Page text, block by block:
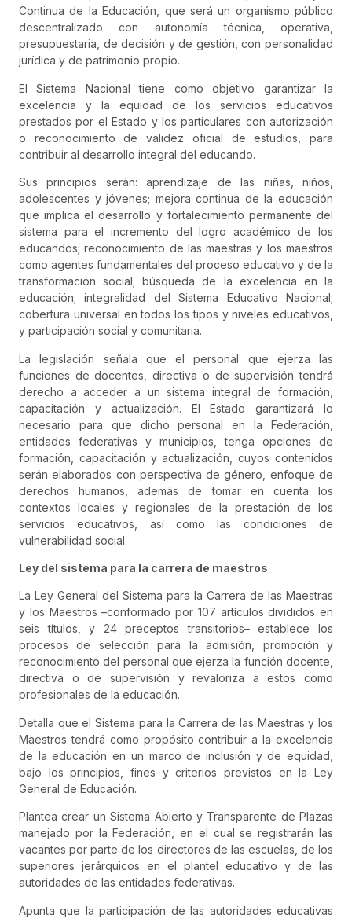
Continua de la Educación, que será un organismo público
descentralizado con autonomía técnica, operativa,
presupuestaria, de decisión y de gestión, con personalidad
jurídica y de patrimonio propio.
El Sistema Nacional tiene como objetivo garantizar la
excelencia y la equidad de los servicios educativos
prestados por el Estado y los particulares con autorización
o reconocimiento de validez oficial de estudios, para
contribuir al desarrollo integral del educando.
Sus principios serán: aprendizaje de las niñas, niños,
adolescentes y jóvenes; mejora continua de la educación
que implica el desarrollo y fortalecimiento permanente del
sistema para el incremento del logro académico de los
educandos; reconocimiento de las maestras y los maestros
como agentes fundamentales del proceso educativo y de la
transformación social; búsqueda de la excelencia en la
educación; integralidad del Sistema Educativo Nacional;
cobertura universal en todos los tipos y niveles educativos,
y participación social y comunitaria.
La legislación señala que el personal que ejerza las
funciones de docentes, directiva o de supervisión tendrá
derecho a acceder a un sistema integral de formación,
capacitación y actualización. El Estado garantizará lo
necesario para que dicho personal en la Federación,
entidades federativas y municipios, tenga opciones de
formación, capacitación y actualización, cuyos contenidos
serán elaborados con perspectiva de género, enfoque de
derechos humanos, además de tomar en cuenta los
contextos locales y regionales de la prestación de los
servicios educativos, así como las condiciones de
vulnerabilidad social.
Ley del sistema para la carrera de maestros
La Ley General del Sistema para la Carrera de las Maestras
y los Maestros –conformado por 107 artículos divididos en
seis títulos, y 24 preceptos transitorios– establece los
procesos de selección para la admisión, promoción y
reconocimiento del personal que ejerza la función docente,
directiva o de supervisión y revaloriza a estos como
profesionales de la educación.
Detalla que el Sistema para la Carrera de las Maestras y los
Maestros tendrá como propósito contribuir a la excelencia
de la educación en un marco de inclusión y de equidad,
bajo los principios, fines y criterios previstos en la Ley
General de Educación.
Plantea crear un Sistema Abierto y Transparente de Plazas
manejado por la Federación, en el cual se registrarán las
vacantes por parte de los directores de las escuelas, de los
superiores jerárquicos en el plantel educativo y de las
autoridades de las entidades federativas.
Apunta que la participación de las autoridades educativas